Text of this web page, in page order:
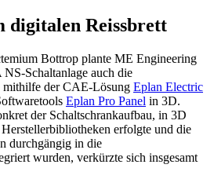
digitalen Reissbrett
Bottrop plante ME Engineering
NS-Schaltanlage auch die
mithilfe der CAE-Lösung Eplan Electric
Eplan Pro Panel in 3D.
der Schaltschrankaufbau, in 3D
erfolgte und die
durchgängig in die
wurden, verkürzte sich insgesamt